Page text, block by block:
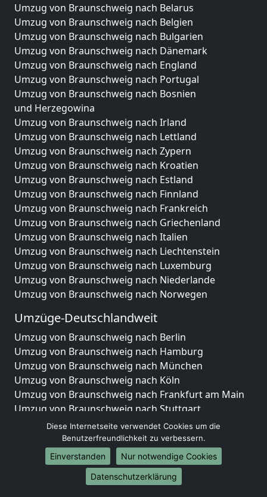
Umzug von Braunschweig nach Belarus
Umzug von Braunschweig nach Belgien
Umzug von Braunschweig nach Bulgarien
Umzug von Braunschweig nach Dänemark
Umzug von Braunschweig nach England
Umzug von Braunschweig nach Portugal
Umzug von Braunschweig nach Bosnien
und Herzegowina
Umzug von Braunschweig nach Irland
Umzug von Braunschweig nach Lettland
Umzug von Braunschweig nach Zypern
Umzug von Braunschweig nach Kroatien
Umzug von Braunschweig nach Estland
Umzug von Braunschweig nach Finnland
Umzug von Braunschweig nach Frankreich
Umzug von Braunschweig nach Griechenland
Umzug von Braunschweig nach Italien
Umzug von Braunschweig nach Liechtenstein
Umzug von Braunschweig nach Luxemburg
Umzug von Braunschweig nach Niederlande
Umzug von Braunschweig nach Norwegen
Umzüge-Deutschlandweit
Umzug von Braunschweig nach Berlin
Umzug von Braunschweig nach Hamburg
Umzug von Braunschweig nach München
Umzug von Braunschweig nach Köln
Umzug von Braunschweig nach Frankfurt am Main
Umzug von Braunschweig nach Stuttgart
Umzug von Braunschweig nach Düsseldorf
Umzug von Braunschweig nach Leipzig
Umzug von Braunschweig nach Dortmund
Umzug von Braunschweig nach Essen
Umzug von Braunschweig nach Bremen
Diese Internetseite verwendet Cookies um die
Benutzerfreundlichkeit zu verbessern.
Einverstanden
Nur notwendige Cookies
Datenschutzerklärung